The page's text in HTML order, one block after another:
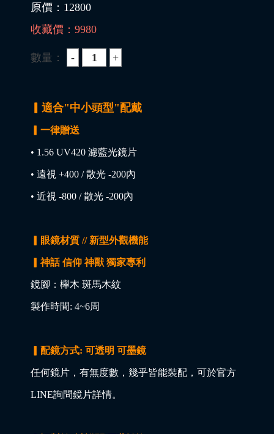
原價： 12800
收藏價： 9980
數量：
▎適合"中小頭型"配戴
▎一律贈送
• 1.56 UV420 濾藍光鏡片
• 遠視 +400 / 散光 -200內
• 近視 -800 / 散光 -200內
▎眼鏡材質 // 新型外觀機能
▎神話 信仰 神獸 獨家專利
鏡腳：櫸木 斑馬木紋
製作時間: 4~6周
▎配鏡方式: 可透明 可墨鏡
任何鏡片，有無度數，幾乎皆能裝配，可於官方
LINE詢問鏡片詳情。